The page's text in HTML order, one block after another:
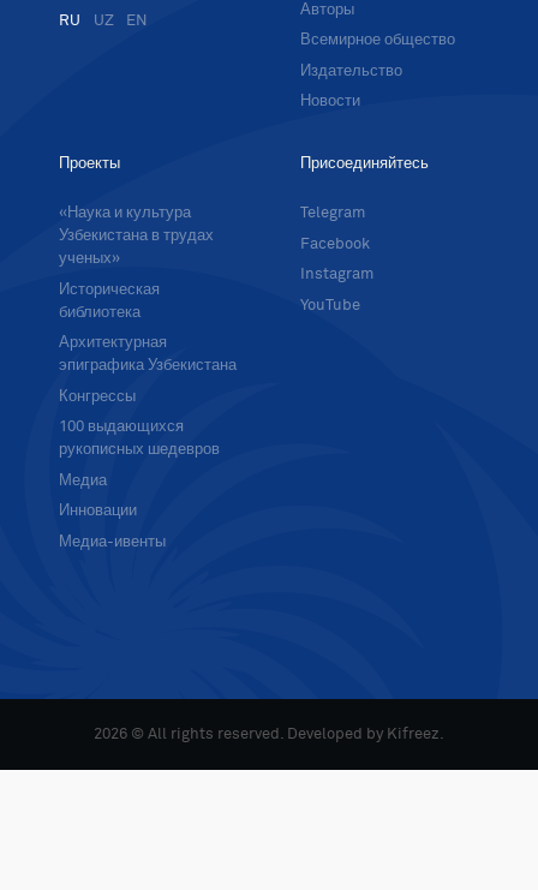
RU UZ EN
Авторы
Всемирное общество
Издательство
Новости
Проекты
«Наука и культура
Узбекистана в трудах
ученых»
Историческая
библиотека
Архитектурная
эпиграфика Узбекистана
Конгрессы
100 выдающихся
рукописных шедевров
Медиа
Инновации
Медиа-ивенты
Присоединяйтесь
Telegram
Facebook
Instagram
YouTube
2026 © All rights reserved. Developed by Kifreez.